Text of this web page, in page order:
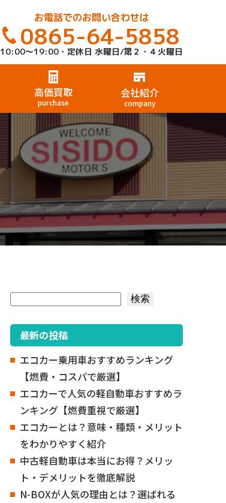
お電話でのお問い合わせは
0865-64-5858
10:00～19:00・定休日 水曜日/第２・４火曜日
高価買取
purchase
会社紹介
company
検索
最新の投稿
エコカー乗用車おすすめランキング
【燃費・コスパで厳選】
エコカーで人気の軽自動車おすすめラ
ンキング【燃費重視で厳選】
エコカーとは？意味・種類・メリット
をわかりやすく紹介
中古軽自動車は本当にお得？メリッ
ト・デメリットを徹底解説
N-BOXが人気の理由とは？選ばれる